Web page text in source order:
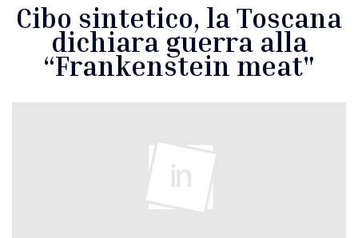
Cibo sintetico, la Toscana
dichiara guerra alla
“Frankenstein meat"